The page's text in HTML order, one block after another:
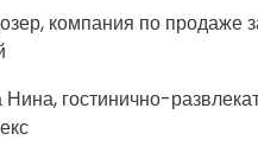
компания по продаже
гостинично-